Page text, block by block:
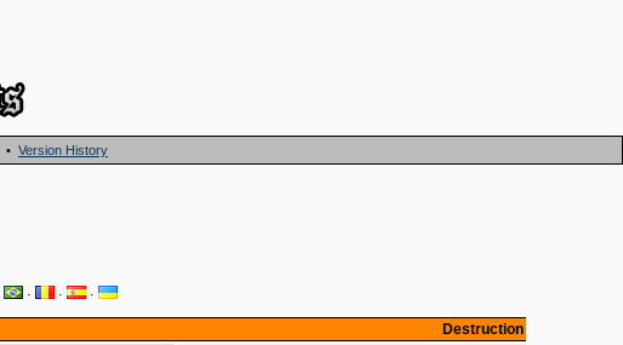
• Version History
· · ·
Destruction